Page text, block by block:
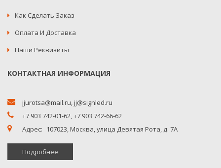
Как Сделать Заказ
Оплата И Доставка
Наши Реквизиты
КОНТАКТНАЯ ИНФОРМАЦИЯ
jjurotsa@mail.ru,jj@signled.ru
+7 903 742-01-62,+7 903 742-66-62
Адрес: 107023, Москва, улица Девятая Рота, д. 7А
Подробнее